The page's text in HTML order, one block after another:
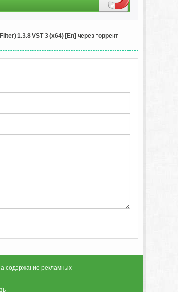
1.3.8 VST 3 (x64) [En] через торрент
содержание рекламных